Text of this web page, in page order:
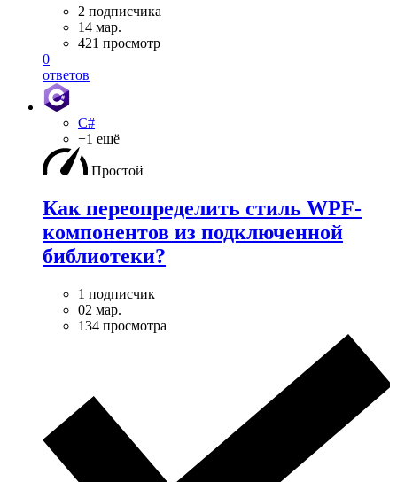
2 подписчика
14 мар.
421 просмотр
0
ответов
C#
+1 ещё
Простой
Как переопределить стиль WPF-
компонентов из подключенной
библиотеки?
1 подписчик
02 мар.
134 просмотра